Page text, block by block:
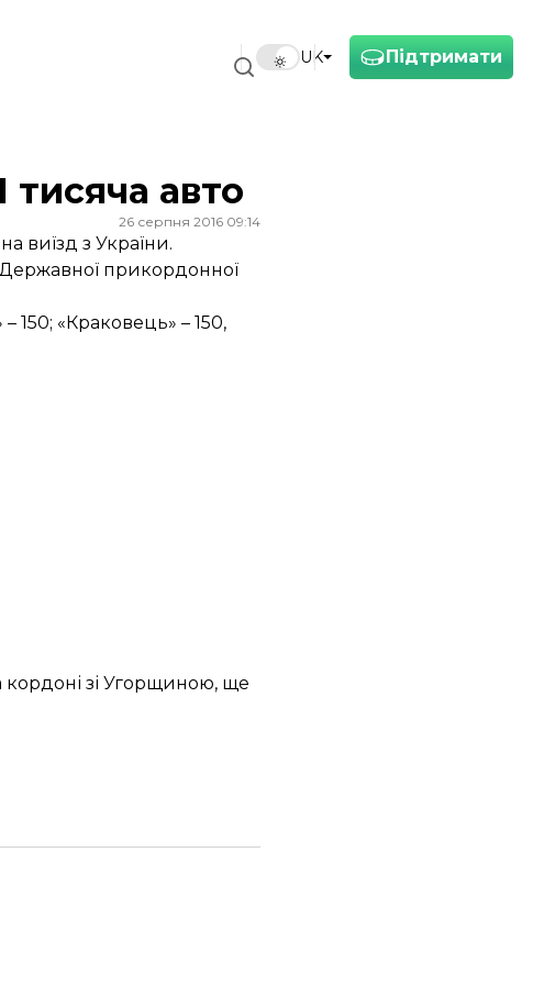
Підтримати
UK
тисяча авто
26 серпня 2016 09:14
виїзд з України.
Державної прикордонної
150; «Краковець» – 150,
кордоні зі Угорщиною, ще